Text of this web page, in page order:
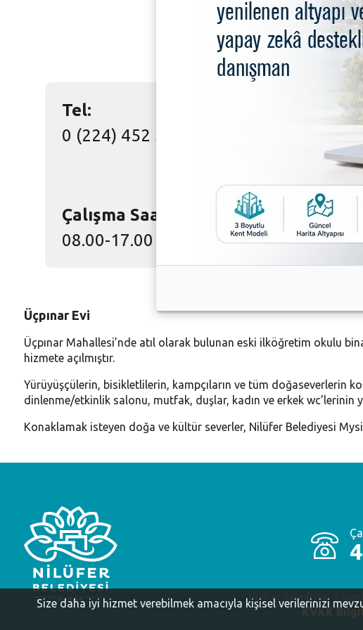
Tel:
0 (224) 452 32 00
Çalışma Saatleri:
08.00-17.00
Üçpınar Evi
Üçpınar Mahallesi’nde atıl olarak bulunan eski ilköğretim okulu
hizmete açılmıştır.
Yürüyüşçülerin, bisikletlilerin, kampçıların ve tüm doğaseverlerin
dinlenme/etkinlik salonu, mutfak, duşlar, kadın ve erkek wc’lerinin
Konaklamak isteyen doğa ve kültür severler, Nilüfer Belediyesi
Nilüfer Belediyesi.
KVKK
Size daha iyi hizmet verebilmek amacıyla kişisel verilerinizi